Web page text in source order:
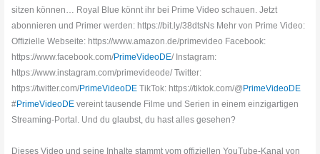
sitzen können… Royal Blue könnt ihr bei Prime Video schauen. Jetzt
abonnieren und Primer werden: https://bit.ly/38dtsNs Mehr von Prime Video:
Offizielle Webseite: https://www.amazon.de/primevideo Facebook:
https://www.facebook.com/PrimeVideoDE/ Instagram:
https://www.instagram.com/primevideode/ Twitter:
https://twitter.com/PrimeVideoDE TikTok: https://tiktok.com/@PrimeVideoDE
#PrimeVideoDE vereint tausende Filme und Serien in einem einzigartigen
Streaming-Portal. Und du glaubst, du hast alles gesehen?
Dieses Video und seine Inhalte stammt vom offiziellen YouTube-Kanal von